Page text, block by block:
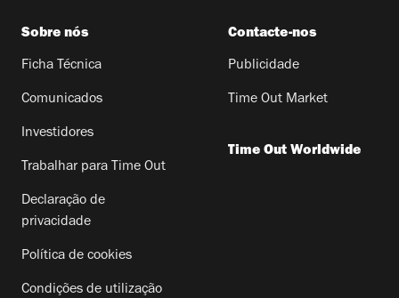
Sobre nós
Ficha Técnica
Comunicados
Investidores
Trabalhar para Time Out
Declaração de
privacidade
Política de cookies
Condições de utilização
Contacte-nos
Publicidade
Time Out Market
Time Out Worldwide